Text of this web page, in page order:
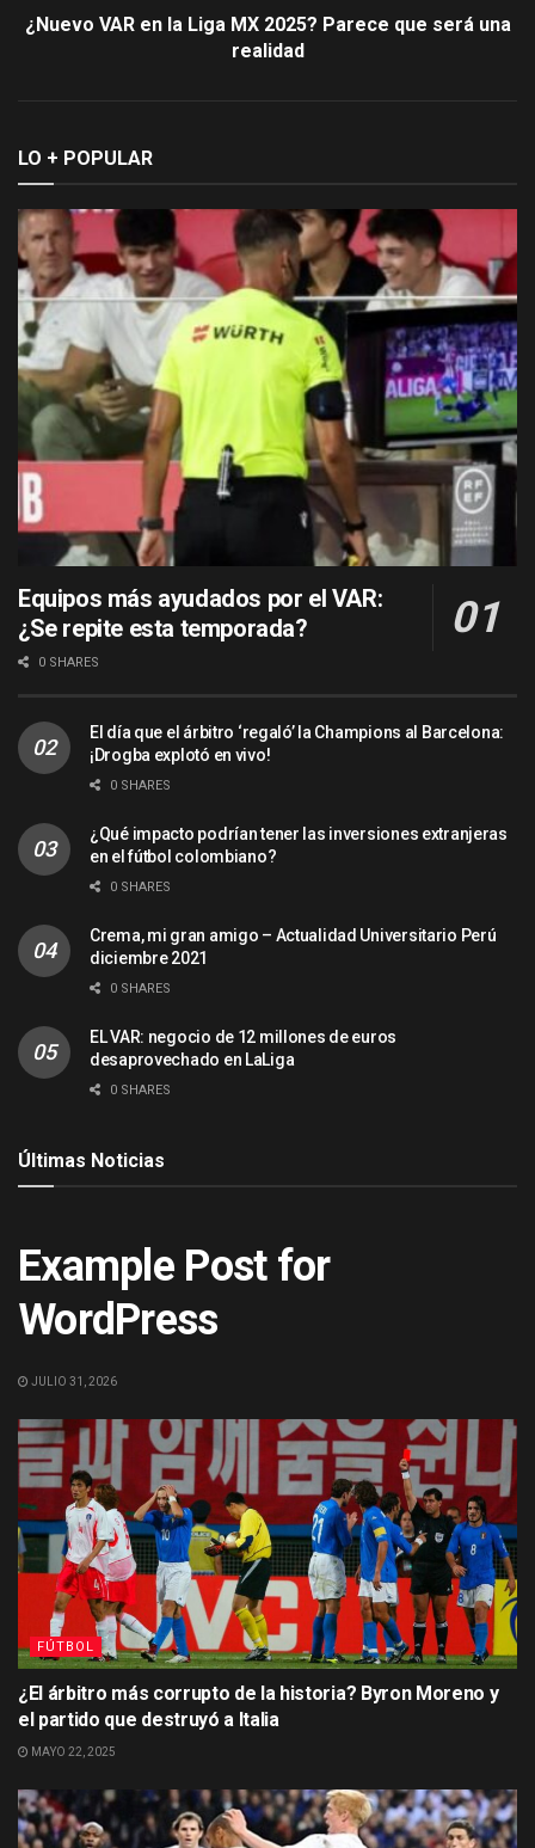
¿Nuevo VAR en la Liga MX 2025? Parece que será una
realidad
LO + POPULAR
Equipos más ayudados por el VAR:
¿Se repite esta temporada?
0 SHARES
El día que el árbitro ‘regaló’ la Champions al Barcelona:
¡Drogba explotó en vivo!
0 SHARES
¿Qué impacto podrían tener las inversiones extranjeras
en el fútbol colombiano?
0 SHARES
Crema, mi gran amigo – Actualidad Universitario Perú
diciembre 2021
0 SHARES
EL VAR: negocio de 12 millones de euros
desaprovechado en LaLiga
0 SHARES
Últimas Noticias
ACTUALIDAD
Example Post for
WordPress
JULIO 31, 2026
FÚTBOL
¿El árbitro más corrupto de la historia? Byron Moreno y
el partido que destruyó a Italia
MAYO 22, 2025